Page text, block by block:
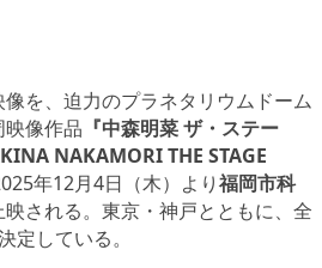
を、迫力のプラネタリウムドーム
像作品 『中森明菜 ザ・ステー
NAKAMORI THE STAGE
年12月4日（木）より福岡市科
映される。東京・神戸とともに、全
定している。